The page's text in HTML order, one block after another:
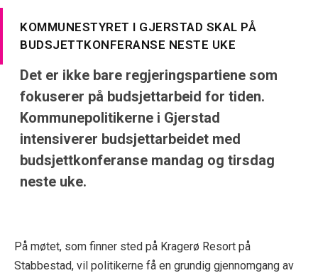
KOMMUNESTYRET I GJERSTAD SKAL PÅ
BUDSJETTKONFERANSE NESTE UKE
Det er ikke bare regjeringspartiene som
fokuserer på budsjettarbeid for tiden.
Kommunepolitikerne i Gjerstad
intensiverer budsjettarbeidet med
budsjettkonferanse mandag og tirsdag
neste uke.
På møtet, som finner sted på Kragerø Resort på
Stabbestad, vil politikerne få en grundig gjennomgang av